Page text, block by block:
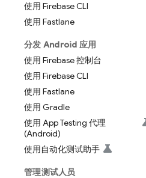
使用 Firebase CLI
使用 Fastlane
分发 Android 应用
使用 Firebase 控制台
使用 Firebase CLI
使用 Fastlane
使用 Gradle
使用 App Testing 代理
(Android)
使用自动化测试助手
管理测试人员